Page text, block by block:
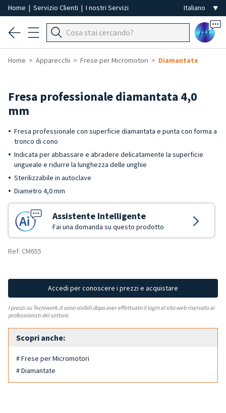
Home | Servizio Clienti | I nostri Servizi
Ai
Home Apparecchi Frese per Micromotori Diamantate
Fresa professionale diamantata 4,0
mm
Fresa professionale con superficie diamantata e punta con forma a
tronco di cono
Indicata per abbassare e abradere delicatamente la superficie
ungueale e ridurre la lunghezza delle unghie
Sterilizzabile in autoclave
Diametro 4,0 mm
Assistente Intelligente
Fai una domanda su questo prodotto
Ref: CM655
Accedi per conoscere i prezzi e acquistare
I prezzi su Tecniwork.it sono visibili dopo aver effettuato il login al sito web riservato ai
professionisti del settore.
Scopri anche:
# Frese per Micromotori
# Diamantate